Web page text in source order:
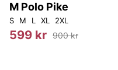
M Polo Pike
S M L XL 2XL
599 kr 900 kr